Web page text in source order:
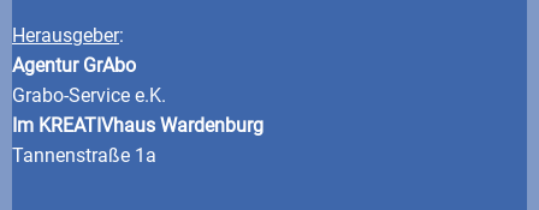
Herausgeber:
Agentur GrAbo
Grabo-Service e.K.
Im KREATIVhaus Wardenburg
Tannenstraße 1a